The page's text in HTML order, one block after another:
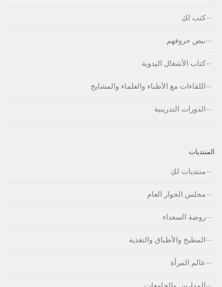
كتب لكِ
نبض حروفهم
كتاب الأشغال اليدوية
اللقاءات مع الأطباء والعلماء والمشايخ
الدورات التدريبية
المنتديات
منتديات لكِ
مجلس الحوار العام
روضة السعداء
المطبخ والأطباق والتغذية
عالم المرأة
المدارس والجامعات